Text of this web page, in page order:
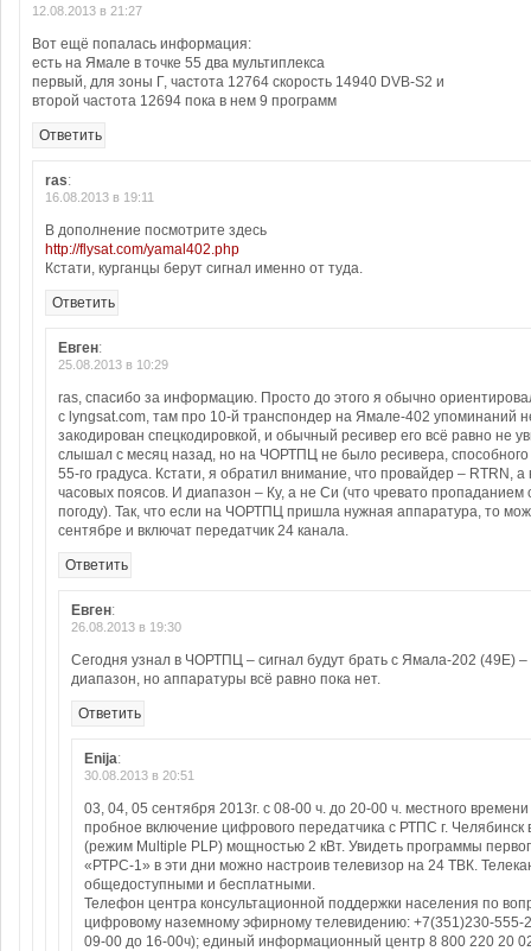
12.08.2013 в 21:27
Вот ещё попалась информация:
есть на Ямале в точке 55 два мультиплекса
первый, для зоны Г, частота 12764 скорость 14940 DVB-S2 и
второй частота 12694 пока в нем 9 программ
Ответить
ras:
16.08.2013 в 19:11
В дополнение посмотрите здесь
http://flysat.com/yamal402.php
Кстати, курганцы берут сигнал именно от туда.
Ответить
Евген:
25.08.2013 в 10:29
ras, спасибо за информацию. Просто до этого я обычно
с lyngsat.com, там про 10-й транспондер на Ямале-402 упоминаний
закодирован спецкодировкой, и обычный ресивер его всё равно не
слышал с месяц назад, но на ЧОРТПЦ не было ресивера, способного
55-го градуса. Кстати, я обратил внимание, что провайдер – RTRN, а
часовых поясов. И диапазон – Ку, а не Си (что чревато пропаданием
погоду). Так, что если на ЧОРТПЦ пришла нужная аппаратура, то
сентябре и включат передатчик 24 канала.
Ответить
Евген:
26.08.2013 в 19:30
Сегодня узнал в ЧОРТПЦ – сигнал будут брать с Ямала-202 (49Е)
диапазон, но аппаратуры всё равно пока нет.
Ответить
Enija:
30.08.2013 в 20:51
03, 04, 05 сентября 2013г. с 08-00 ч. до 20-00 ч. местного времени
пробное включение цифрового передатчика с РТПС г. Челябинск
(режим Multiple PLP) мощностью 2 кВт. Увидеть программы
«РТРС-1» в эти дни можно настроив телевизор на 24 ТВК.
общедоступными и бесплатными.
Телефон центра консультационной поддержки населения по
цифровому наземному эфирному телевидению: +7(351)230-555-
09-00 до 16-00ч); единый информационный центр 8 800 220 20